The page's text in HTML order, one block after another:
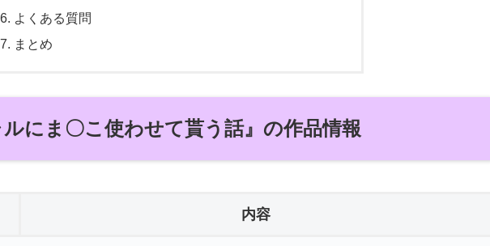
よくある質問
まとめ
ルにま〇こ使わせて貰う話』の作品情報
内容